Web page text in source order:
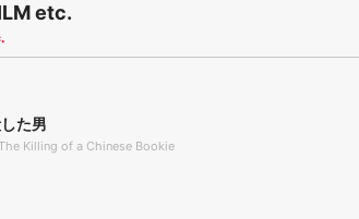
etc.
た男
Killing of a Chinese Bookie